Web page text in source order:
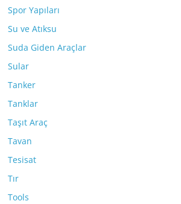
Spor Yapıları
Su ve Atıksu
Suda Giden Araçlar
Sular
Tanker
Tanklar
Taşıt Araç
Tavan
Tesisat
Tır
Tools